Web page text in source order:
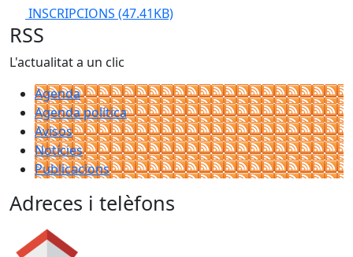
INSCRIPCIONS (47.41KB)
RSS
L'actualitat a un clic
Agenda
Agenda política
Avisos
Notícies
Publicacions
Adreces i telèfons